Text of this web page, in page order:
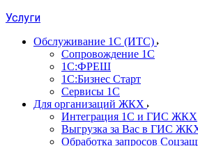
Услуги
Обслуживание 1С (ИТС)
Сопровождение 1С
1С:ФРЕШ
1С:Бизнес Старт
Сервисы 1С
Для организаций ЖКХ
Интеграция 1С и ГИС ЖКХ
Выгрузка за Вас в ГИС
Обработка запросов